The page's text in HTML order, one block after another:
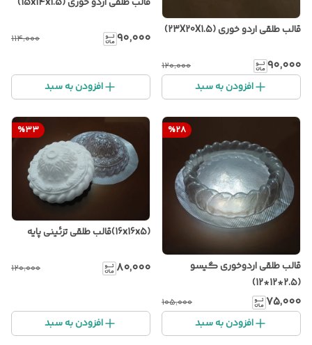
قالب طلقی اردو خوری (23X20X1.5)
۹۰٬۰۰۰ ۱۲۰٬۰۰۰
افزودن به سبد
۹۰٬۰۰۰ ۱۱۴٬۰۰۰
افزودن به سبد
%28
قالب طلقی اردوخوری گیسو
(2.5*12*12)
۷۵٬۰۰۰ ۱۰۵٬۰۰۰
افزودن به سبد
%33
(16x16x5)قالب طلقی تزئینی پایه
۸۰٬۰۰۰ ۱۲۰٬۰۰۰
افزودن به سبد